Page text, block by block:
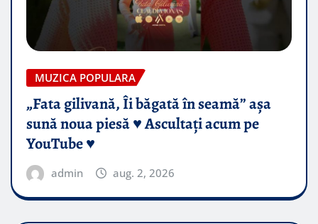
MUZICA POPULARA
„Fata gilivană, Îi băgată în seamă” așa
sună noua piesă ♥️ Ascultați acum pe
YouTube ♥️
admin aug. 2, 2026